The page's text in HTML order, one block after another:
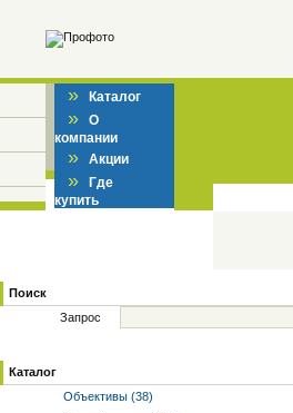
» Каталог
» О
компании
» Акции
» Где
купить
Поиск
Запрос
Каталог
Объективы (38)